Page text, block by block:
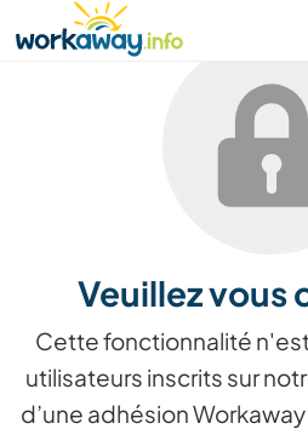
CONTENT
MAIN NAVIGATION
Veuillez vous
Cette fonctionnalité
utilisateurs inscrits sur
d’une adhésion